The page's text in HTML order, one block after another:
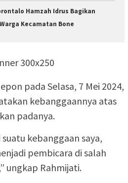
Hamzah Idrus Bagikan
Kecamatan Bone
pada Selasa, 7 Mei 2024,
kebanggaannya atas
padanya.
kebanggaan saya,
pembicara di salah
ungkap Rahmijati.